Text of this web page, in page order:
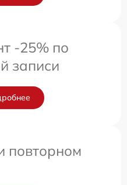
-25% по
записи
повторном